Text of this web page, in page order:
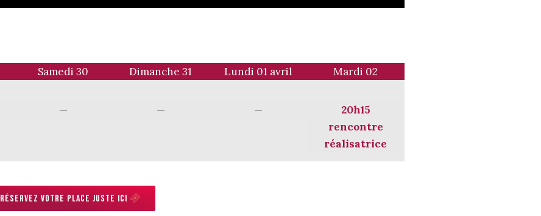
Samedi 30
—
Dimanche 31
—
Lundi 01 avril
—
Mardi 02
20h15
rencontre
réalisatrice
Réservez votre place juste ici